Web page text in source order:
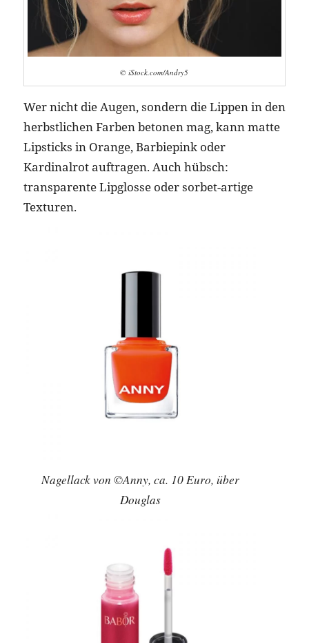
© iStock.com/Andry5
Wer nicht die Augen, sondern die Lippen in den
herbstlichen Farben betonen mag, kann matte
Lipsticks in Orange, Barbiepink oder
Kardinalrot auftragen. Auch hübsch:
transparente Lipglosse oder sorbet-artige
Texturen.
Nagellack von ©Anny, ca. 10 Euro, über
Douglas